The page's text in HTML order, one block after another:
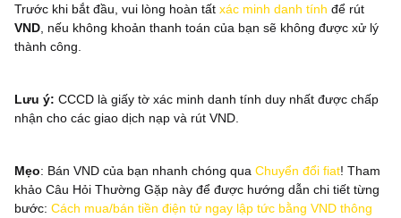
Trước khi bắt đầu, vui lòng hoàn tất xác minh danh tính để rút
VND , nếu không khoản thanh toán của bạn sẽ không được xử lý
thành công.
Lưu ý: CCCD là giấy tờ xác minh danh tính duy nhất được chấp
nhận cho các giao dịch nạp và rút VND.
Mẹo: Bán VND của bạn nhanh chóng qua Chuyển đổi fiat! Tham
khảo Câu Hỏi Thường Gặp này để được hướng dẫn chi tiết từng
bước: Cách mua/bán tiền điện tử ngay lập tức bằng VND thông